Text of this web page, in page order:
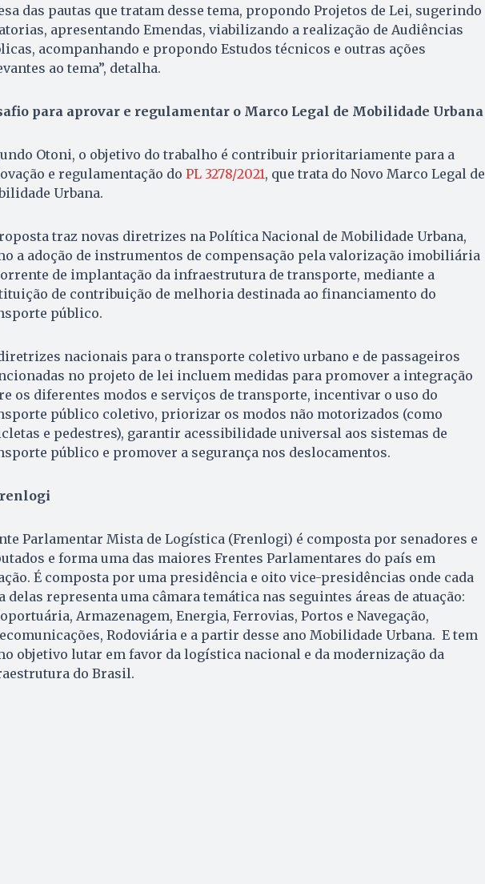
das pautas que tratam desse tema, propondo Projetos de Lei, sugerindo
apresentando Emendas, viabilizando a realização de Audiências
acompanhando e propondo Estudos técnicos e outras ações
ao tema”, detalha.
para aprovar e regulamentar o Marco Legal de Mobilidade Urbana
Otoni, o objetivo do trabalho é contribuir prioritariamente para a
e regulamentação do PL 3278/2021, que trata do Novo Marco Legal de
Urbana.
traz novas diretrizes na Política Nacional de Mobilidade Urbana,
a adoção de instrumentos de compensação pela valorização imobiliária
de implantação da infraestrutura de transporte, mediante a
de contribuição de melhoria destinada ao financiamento do
público.
nacionais para o transporte coletivo urbano e de passageiros
no projeto de lei incluem medidas para promover a integração
os diferentes modos e serviços de transporte, incentivar o uso do
público coletivo, priorizar os modos não motorizados (como
e pedestres), garantir acessibilidade universal aos sistemas de
público e promover a segurança nos deslocamentos.
Parlamentar Mista de Logística (Frenlogi) é composta por senadores e
e forma uma das maiores Frentes Parlamentares do país em
É composta por uma presidência e oito vice-presidências onde cada
delas representa uma câmara temática nas seguintes áreas de atuação:
Armazenagem, Energia, Ferrovias, Portos e Navegação,
Rodoviária e a partir desse ano Mobilidade Urbana. E tem
objetivo lutar em favor da logística nacional e da modernização da
do Brasil.